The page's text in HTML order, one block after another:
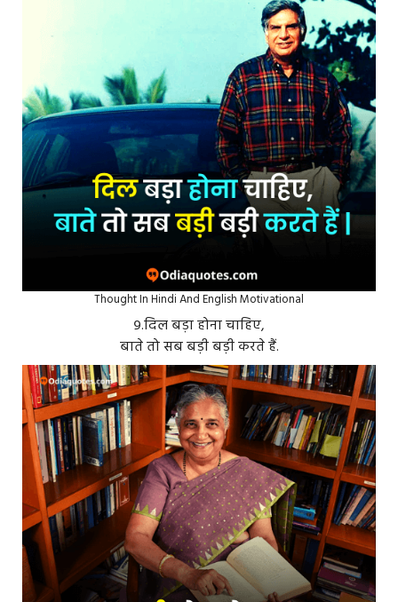
Thought In Hindi And English Motivational
९.दिल बड़ा होना चाहिए,
बाते तो सब बड़ी बड़ी करते हैं.